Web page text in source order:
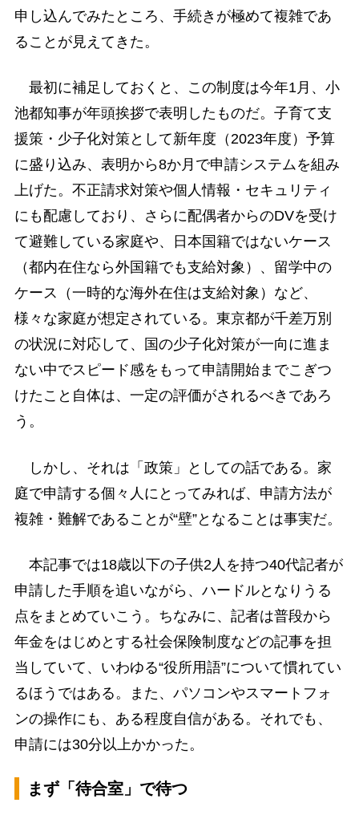
申し込んでみたところ、手続きが極めて複雑であ
ることが見えてきた。
最初に補足しておくと、この制度は今年1月、小
池都知事が年頭挨拶で表明したものだ。子育て支
援策・少子化対策として新年度（2023年度）予算
に盛り込み、表明から8か月で申請システムを組み
上げた。不正請求対策や個人情報・セキュリティ
にも配慮しており、さらに配偶者からのDVを受け
て避難している家庭や、日本国籍ではないケース
（都内在住なら外国籍でも支給対象）、留学中の
ケース（一時的な海外在住は支給対象）など、
様々な家庭が想定されている。東京都が千差万別
の状況に対応して、国の少子化対策が一向に進ま
ない中でスピード感をもって申請開始までこぎつ
けたこと自体は、一定の評価がされるべきであろ
う。
しかし、それは「政策」としての話である。家
庭で申請する個々人にとってみれば、申請方法が
複雑・難解であることが“壁”となることは事実だ。
本記事では18歳以下の子供2人を持つ40代記者が
申請した手順を追いながら、ハードルとなりうる
点をまとめていこう。ちなみに、記者は普段から
年金をはじめとする社会保険制度などの記事を担
当していて、いわゆる“役所用語”について慣れてい
るほうではある。また、パソコンやスマートフォ
ンの操作にも、ある程度自信がある。それでも、
申請には30分以上かかった。
まず「待合室」で待つ